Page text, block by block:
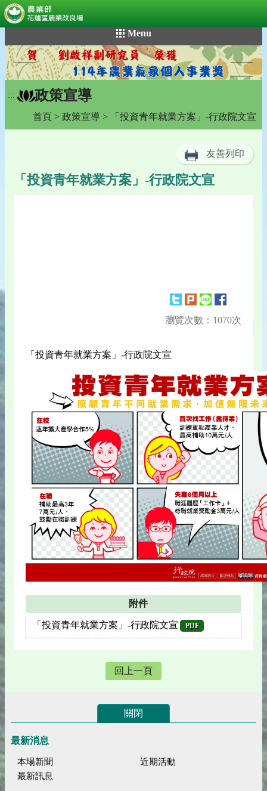
到
主
要
內
容
Menu
::: 政策宣導
首頁 > 政策宣導 > 「投資青年就業方案」-行政院文宣
友善列印
「投資青年就業方案」-行政院文宣
瀏覽次數：1070次
「投資青年就業方案」-行政院文宣
附件
「投資青年就業方案」-行政院文宣 PDF
回上一頁
關閉
最新消息
本場新聞
近期活動
最新訊息